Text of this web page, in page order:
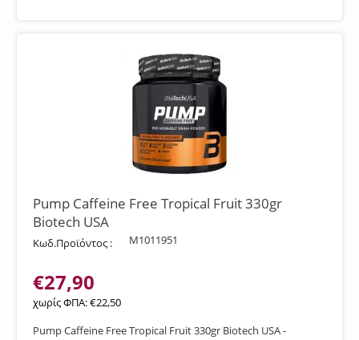
Pump Caffeine Free Tropical Fruit 330gr
Biotech USA
Κωδ.Προϊόντος : M1011951
€27,90
χωρίς ΦΠΑ:€22,50
Pump Caffeine Free Tropical Fruit 330gr Biotech USA -